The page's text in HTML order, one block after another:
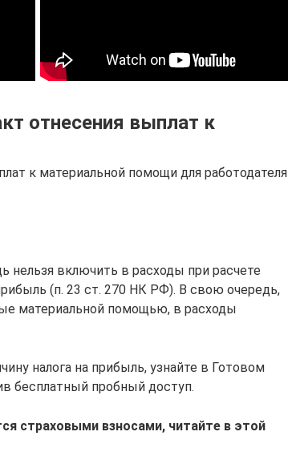
отнесения выплат к
к материальной помощи для работодателя
включить в расходы при расчете
(п. 23 ст. 270 НК РФ). В свою очередь,
материальной помощью, в расходы
налога на прибыль, узнайте в Готовом
бесплатный пробный доступ.
страховыми взносами, читайте в этой